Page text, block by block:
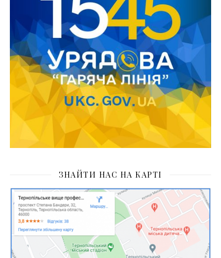
ЗНАЙТИ НАС НА КАРТІ